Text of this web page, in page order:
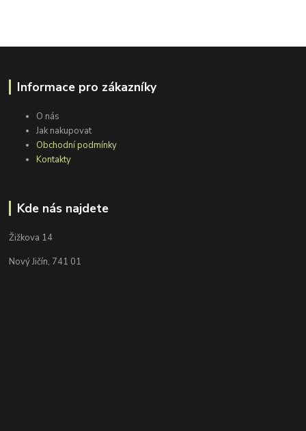
Informace pro zákazníky
O nás
Jak nakupovat
Obchodní podmínky
Kontakty
Kde nás najdete
Žižkova 14
Nový Jičín, 741 01